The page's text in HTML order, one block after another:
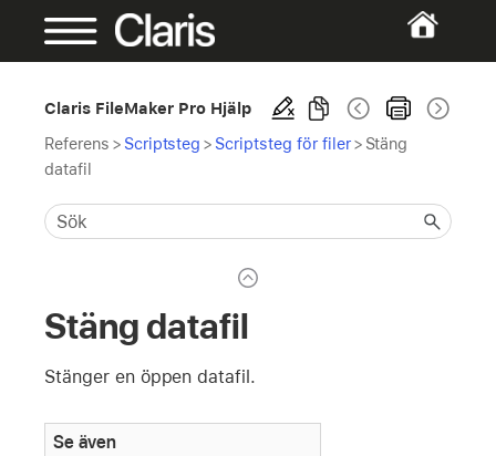
Claris FileMaker Pro Hjälp
Referens > Scriptsteg > Scriptsteg för filer > Stäng
datafil
Stäng datafil
Stänger en öppen datafil.
Se även